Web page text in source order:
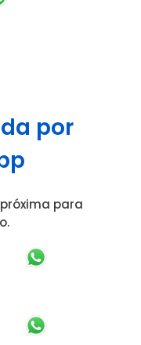
por
para